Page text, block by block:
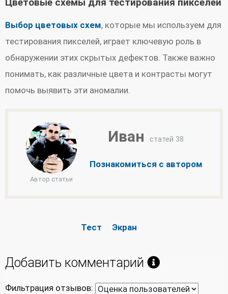
Выбор цветовых схем, которые мы используем для
тестирования пикселей, играет ключевую роль в
обнаружении этих скрытых дефектов. Также важно
понимать, как различные цвета и контрасты могут
помочь выявить эти аномалии.
Автор статьи
Иван статей 38
Познакомиться с автором
Тест Экран
Добавить комментарий
Фильтрация отзывов: